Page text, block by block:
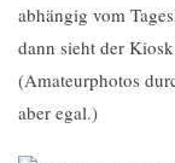
abhängig vom
dann sieht der
(Amateurphotos
aber egal.)